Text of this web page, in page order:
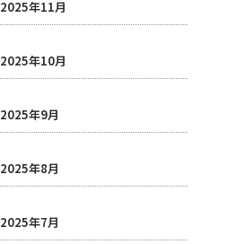
2025年11月
2025年10月
2025年9月
2025年8月
2025年7月